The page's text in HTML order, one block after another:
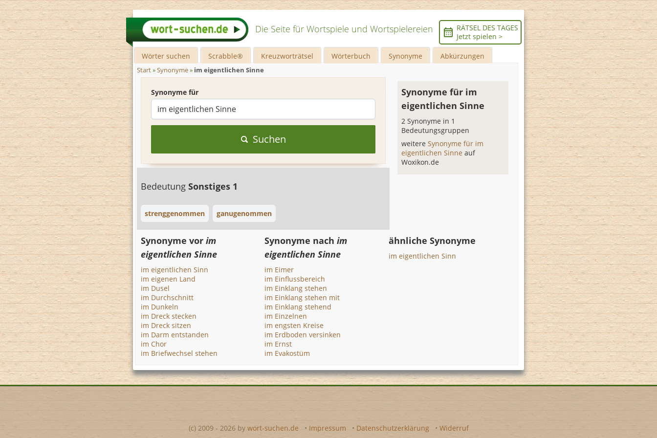
Die Seite für Wortspiele und Wortspielereien
RÄTSEL DES TAGES
Jetzt spielen >
Wörter suchen Scrabble® Kreuzworträtsel Wörterbuch Synonyme Abkürzungen
Start»Synonyme» im eigentlichen Sinne
Synonyme für
Suchen
Bedeutung Sonstiges 1
strenggenommen ganugenommen
Synonyme für im
eigentlichen Sinne
2 Synonyme in 1
Bedeutungsgruppen
weitereSynonyme für im
eigentlichen Sinneauf
Woxikon.de
Synonyme vor im
eigentlichen Sinne
im eigentlichen Sinn
im eigenen Land
im Dusel
im Durchschnitt
im Dunkeln
im Dreck stecken
im Dreck sitzen
im Darm entstanden
im Chor
im Briefwechsel stehen
Synonyme nachim
eigentlichen Sinne
im Eimer
im Einflussbereich
im Einklang stehen
im Einklang stehen mit
im Einklang stehend
im Einzelnen
im engsten Kreise
im Erdboden versinken
im Ernst
im Evakostüm
ähnliche Synonyme
im eigentlichen Sinn
(c) 2009 - 2026 by wort-suchen.de • Impressum • Datenschutzerklärung • Widerruf